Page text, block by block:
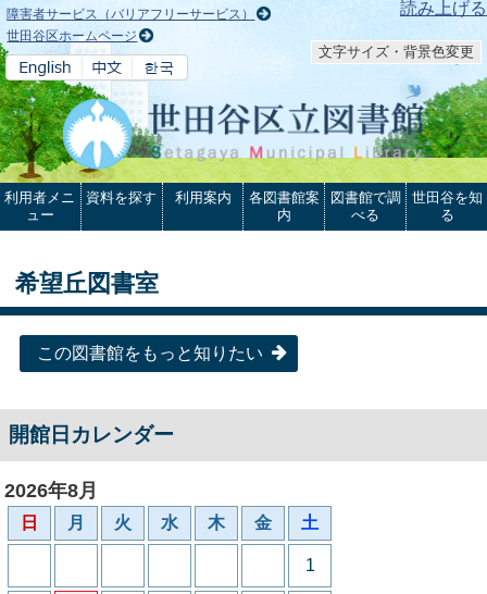
本文へ 読み上げる
障害者サービス（バリアフリーサービス）
世田谷区ホームページ
文字サイズ・背景色変更
利用者メニ
ュー
資料を探す 利用案内
各図書館案
内
図書館で調
べる
世田谷を知
る
希望丘図書室
この図書館をもっと知りたい
開館日カレンダー
2026年8月
日 月 火 水 木 金 土
1